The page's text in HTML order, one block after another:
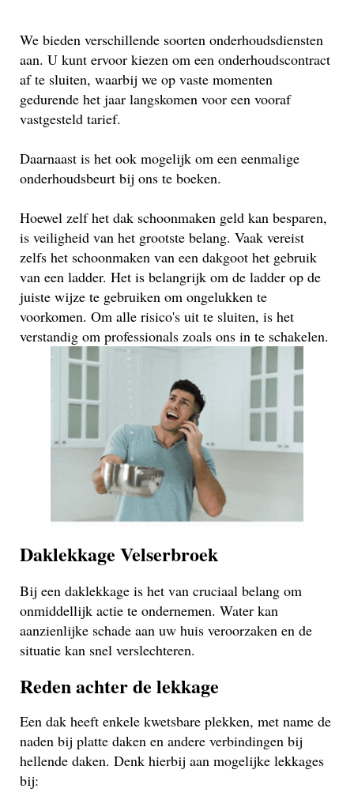
We bieden verschillende soorten onderhoudsdiensten
aan. U kunt ervoor kiezen om een onderhoudscontract
af te sluiten, waarbij we op vaste momenten
gedurende het jaar langskomen voor een vooraf
vastgesteld tarief.
Daarnaast is het ook mogelijk om een eenmalige
onderhoudsbeurt bij ons te boeken.
Hoewel zelf het dak schoonmaken geld kan besparen,
is veiligheid van het grootste belang. Vaak vereist
zelfs het schoonmaken van een dakgoot het gebruik
van een ladder. Het is belangrijk om de ladder op de
juiste wijze te gebruiken om ongelukken te
voorkomen. Om alle risico's uit te sluiten, is het
verstandig om professionals zoals ons in te schakelen.
Daklekkage Velserbroek
Bij een daklekkage is het van cruciaal belang om
onmiddellijk actie te ondernemen. Water kan
aanzienlijke schade aan uw huis veroorzaken en de
situatie kan snel verslechteren.
Reden achter de lekkage
Een dak heeft enkele kwetsbare plekken, met name de
naden bij platte daken en andere verbindingen bij
hellende daken. Denk hierbij aan mogelijke lekkages
bij: